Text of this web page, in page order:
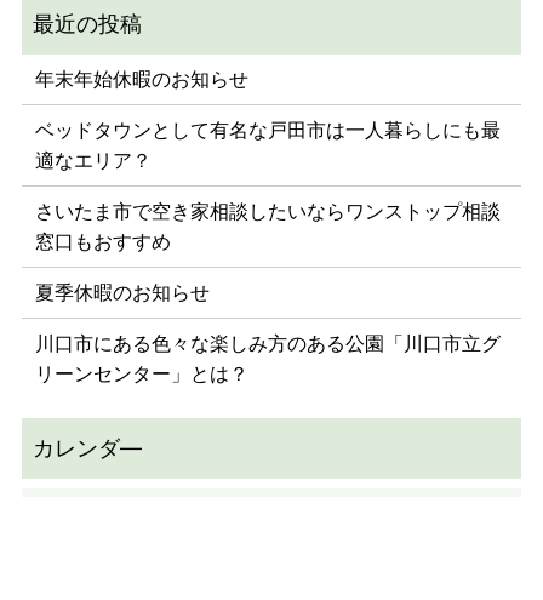
年末年始休暇のお知らせ
ベッドタウンとして有名な戸田市は一人暮らしにも最
適なエリア？
さいたま市で空き家相談したいならワンストップ相談
窓口もおすすめ
夏季休暇のお知らせ
川口市にある色々な楽しみ方のある公園「川口市立グ
リーンセンター」とは？